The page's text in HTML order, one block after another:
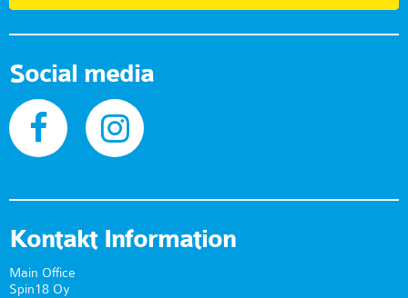
Social media
Kontakt Information
Main Office
Spin18 Oy